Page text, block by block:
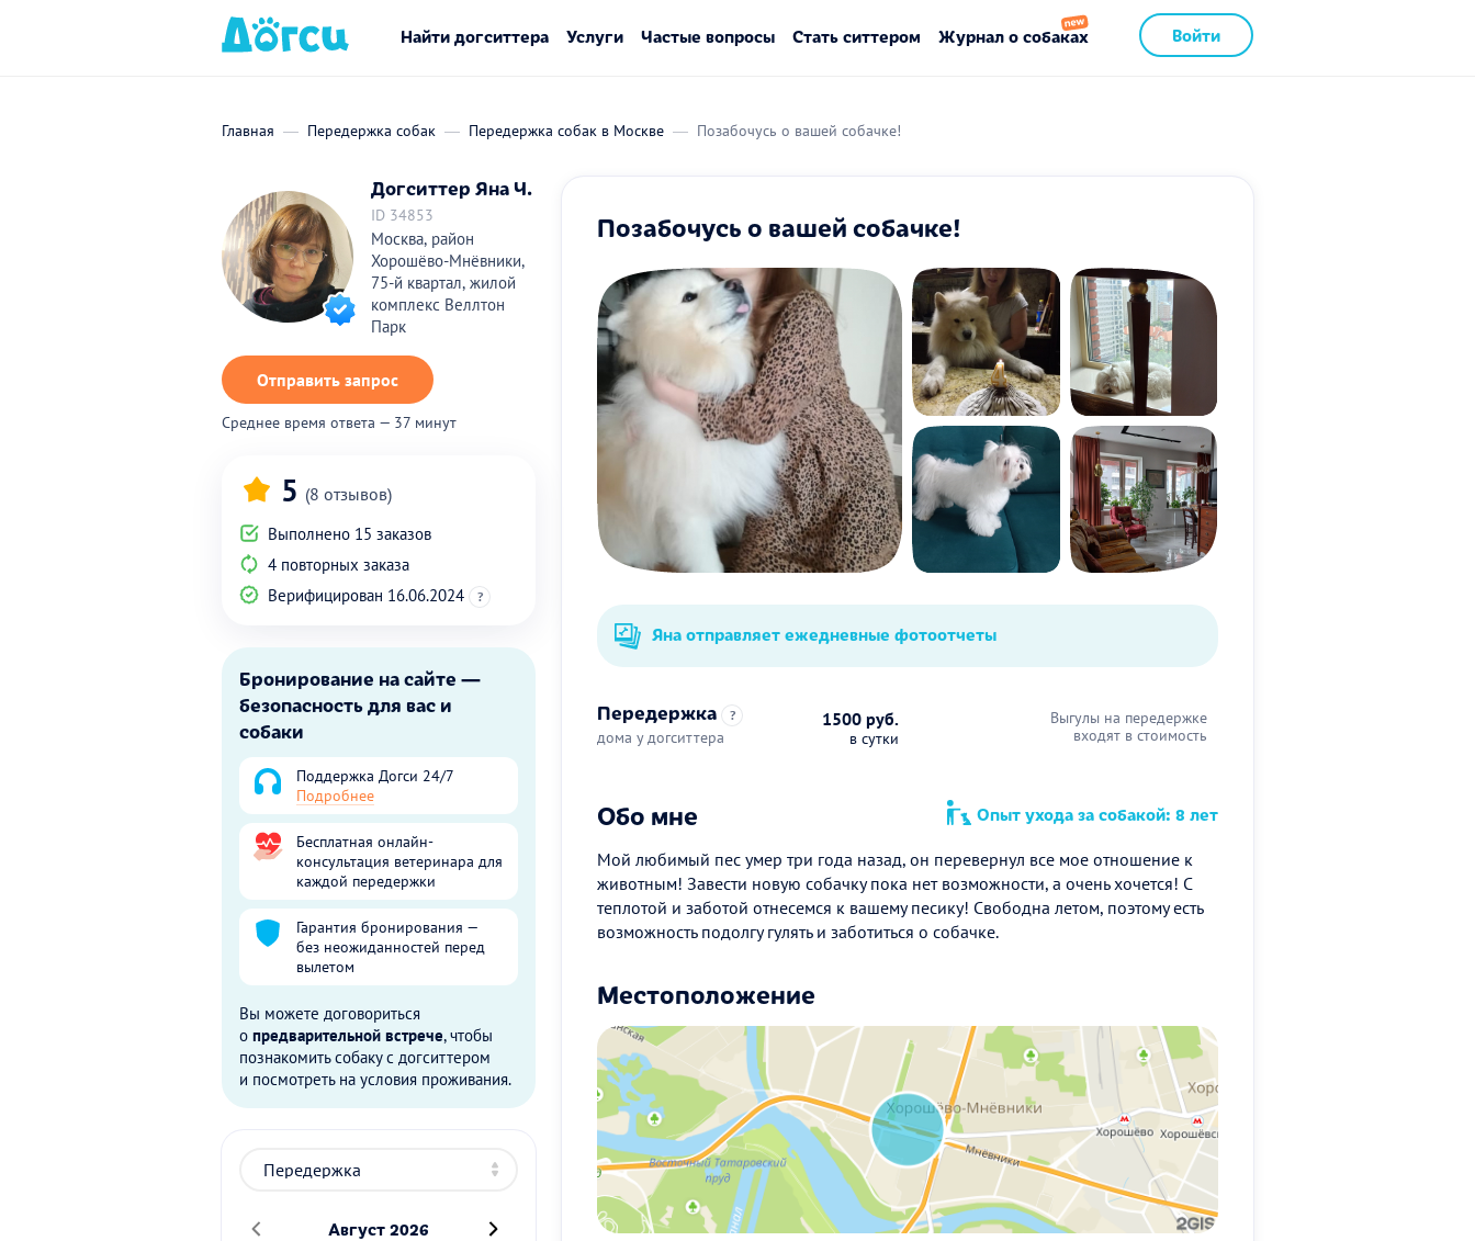
Войти
Найти догситтера Услуги Частые вопросы Стать ситтером Журнал о собаках
Главная Передержка собак Передержка собак в Москве Позабочусь о вашей собачке!
Догситтер Яна Ч.
ID 34853
Москва, район
Хорошёво-Мнёвники,
75-й квартал, жилой
комплекс Веллтон
Парк
Отправить запрос
Среднее время ответа — 37 минут
5 (8 отзывов)
Выполнено 15 заказов
4 повторных заказа
Верифицирован 16.06.2024
?
Бронирование на сайте —
безопасность для вас и
собаки
Поддержка Догси 24/7
Подробнее
Бесплатная онлайн-
консультация ветеринара для
каждой передержки
Гарантия бронирования —
без неожиданностей перед
вылетом
Вы можете договориться
о предварительной встрече, чтобы
познакомить собаку с догситтером
и посмотреть на условия проживания.
Август 2026
Позабочусь о вашей собачке!
Яна отправляет ежедневные фотоотчеты
Передержка ?
дома у догситтера
1500 руб.
в сутки
Выгулы на передержке
входят в стоимость
Обо мне Опыт ухода за собакой: 8 лет
Мой любимый пес умер три года назад, он перевернул все мое отношение к
животным! Завести новую собачку пока нет возможности, а очень хочется! С
теплотой и заботой отнесемся к вашему песику! Свободна летом, поэтому есть
возможность подолгу гулять и заботиться о собачке.
Местоположение